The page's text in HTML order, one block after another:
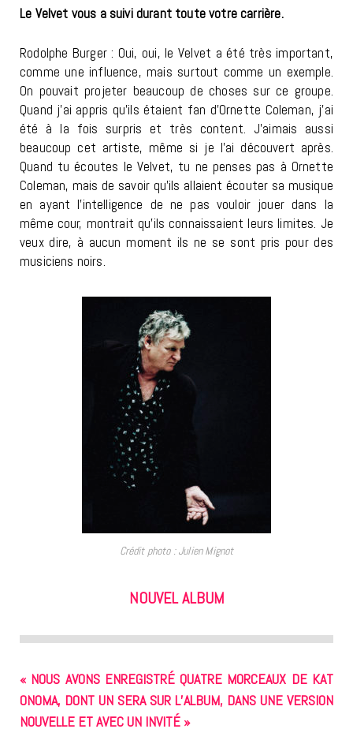
Le Velvet vous a suivi durant toute votre carrière.
Rodolphe Burger : Oui, oui, le Velvet a été très important,
comme une influence, mais surtout comme un exemple.
On pouvait projeter beaucoup de choses sur ce groupe.
Quand j’ai appris qu’ils étaient fan d’Ornette Coleman, j’ai
été à la fois surpris et très content. J’aimais aussi
beaucoup cet artiste, même si je l’ai découvert après.
Quand tu écoutes le Velvet, tu ne penses pas à Ornette
Coleman, mais de savoir qu’ils allaient écouter sa musique
en ayant l’intelligence de ne pas vouloir jouer dans la
même cour, montrait qu’ils connaissaient leurs limites. Je
veux dire, à aucun moment ils ne se sont pris pour des
musiciens noirs.
Crédit photo : Julien Mignot
NOUVEL ALBUM
« NOUS AVONS ENREGISTRÉ QUATRE MORCEAUX DE KAT
ONOMA, DONT UN SERA SUR L’ALBUM, DANS UNE VERSION
NOUVELLE ET AVEC UN INVITÉ »